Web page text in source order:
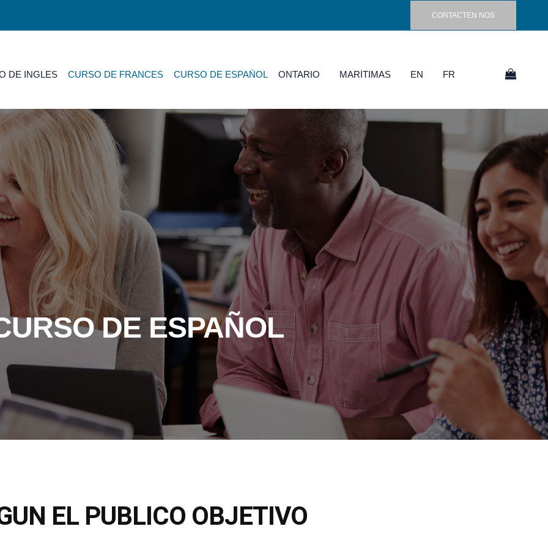
CONTACTEN NOS
DE INGLES CURSO DE FRANCES CURSO DE ESPAÑOL ONTARIO MARÍTIMAS EN FR
DE ESPAÑOL
EL PUBLICO OBJETIVO